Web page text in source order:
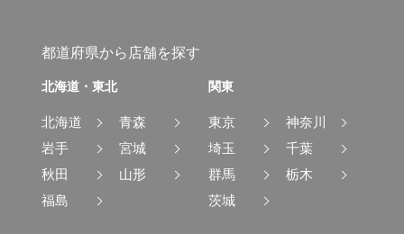
都道府県から店舗を探す
北海道・東北
北海道
青森
岩手
宮城
秋田
山形
福島
関東
東京
神奈川
埼玉
千葉
群馬
栃木
茨城